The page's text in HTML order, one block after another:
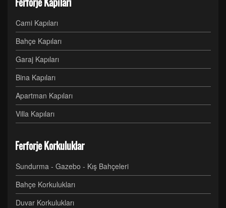
Cami Kapıları
Bahçe Kapıları
Garaj Kapıları
Bina Kapıları
Apartman Kapıları
Villa Kapıları
Ferforje Korkuluklar
Sundurma - Gazebo - Kış Bahçeleri
Bahçe Korkulukları
Duvar Korkulukları